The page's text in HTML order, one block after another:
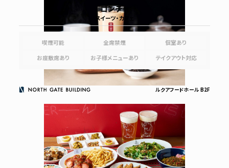
ゴンチャ
スイーツ・カフェ
喫煙可能 全席禁煙
個室あり
お座敷席あり
お子様メニューあり テイクアウト対応
ルクアフードホール B2F